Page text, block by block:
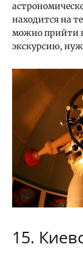
находится на
можно прийти
экскурсию,
15.